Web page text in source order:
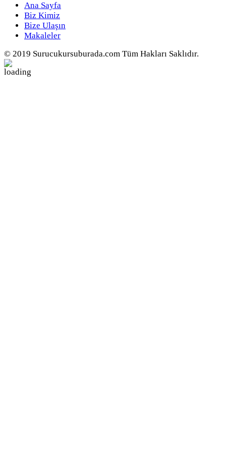
Ana Sayfa
Biz Kimiz
Bize Ulaşın
Makaleler
© 2019 Surucukursuburada.com Tüm Hakları Saklıdır.